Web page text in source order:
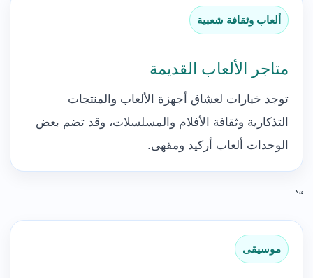
ألعاب وثقافة شعبية
متاجر الألعاب القديمة
توجد خيارات لعشاق أجهزة الألعاب والمنتجات
التذكارية وثقافة الأفلام والمسلسلات، وقد تضم بعض
الوحدات ألعاب أركيد ومقهى.
“`
موسيقى